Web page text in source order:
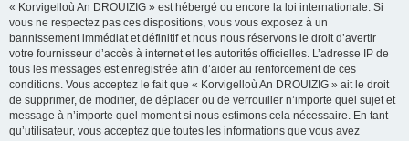
« Korvigelloù An DROUIZIG » est hébergé ou encore la loi internationale. Si
vous ne respectez pas ces dispositions, vous vous exposez à un
bannissement immédiat et définitif et nous nous réservons le droit d’avertir
votre fournisseur d’accès à internet et les autorités officielles. L’adresse IP de
tous les messages est enregistrée afin d’aider au renforcement de ces
conditions. Vous acceptez le fait que « Korvigelloù An DROUIZIG » ait le droit
de supprimer, de modifier, de déplacer ou de verrouiller n’importe quel sujet et
message à n’importe quel moment si nous estimons cela nécessaire. En tant
qu’utilisateur, vous acceptez que toutes les informations que vous avez